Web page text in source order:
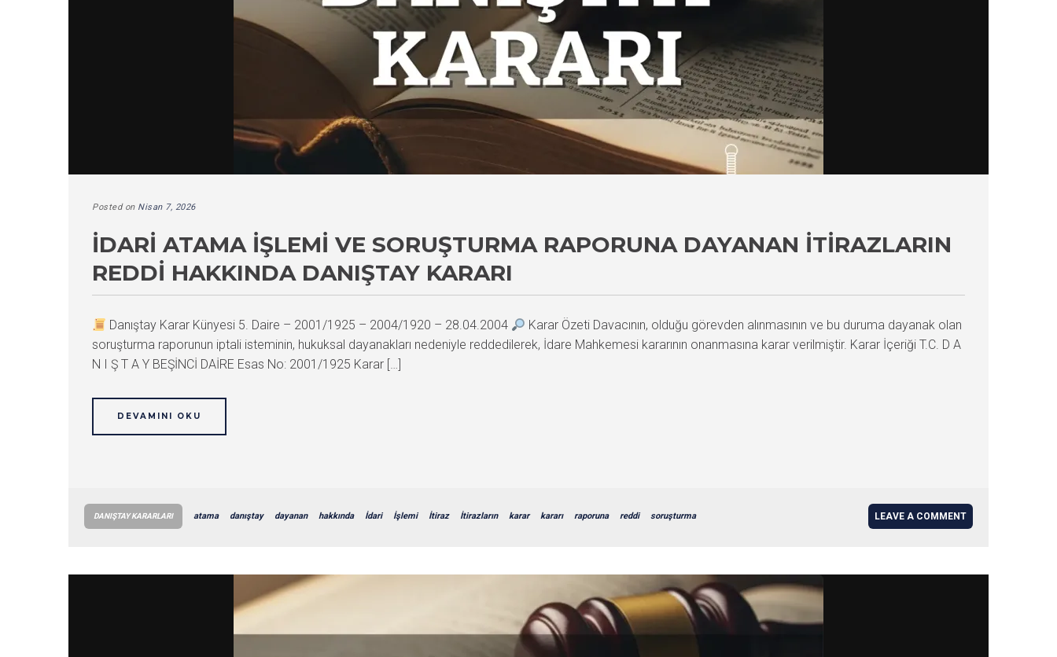
Posted on Nisan 7, 2026
İDARI ATAMA İŞLEMI VE SORUŞTURMA RAPORUNA DAYANAN İTIRAZLARIN
REDDI HAKKINDA DANIŞTAY KARARI
Danıştay Karar Künyesi 5. Daire – 2001/1925 – 2004/1920 – 28.04.2004
Karar Özeti Davacının, olduğu görevden alınmasının ve bu duruma dayanak olan
soruşturma raporunun iptali isteminin, hukuksal dayanakları nedeniyle reddedilerek, İdare Mahkemesi kararının onanmasına karar verilmiştir. Karar İçeriği T.C. D A
N I Ş T A Y BEŞİNCİ DAİRE Esas No: 2001/1925 Karar […]
DEVAMINI OKU
DANIŞTAY KARARLARI atama danıştay dayanan hakkında İdari İşlemi İtiraz İtirazların karar kararı raporuna reddi soruşturma LEAVE A COMMENT